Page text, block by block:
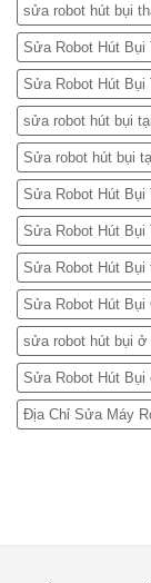
sửa robot hút bụi
Sửa Robot Hút Bụi
Sửa Robot Hút
sửa robot hút bụi
Sửa robot hút bụi
Sửa Robot Hút Bụi
Sửa Robot Hút Bụi
Sửa Robot Hút Bụi
Sửa Robot Hút Bụi
sửa robot hút bụi ở
Sửa Robot Hút
Địa Chỉ Sửa Máy